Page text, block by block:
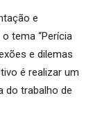
e
tema “Perícia
e dilemas
é realizar um
do trabalho de